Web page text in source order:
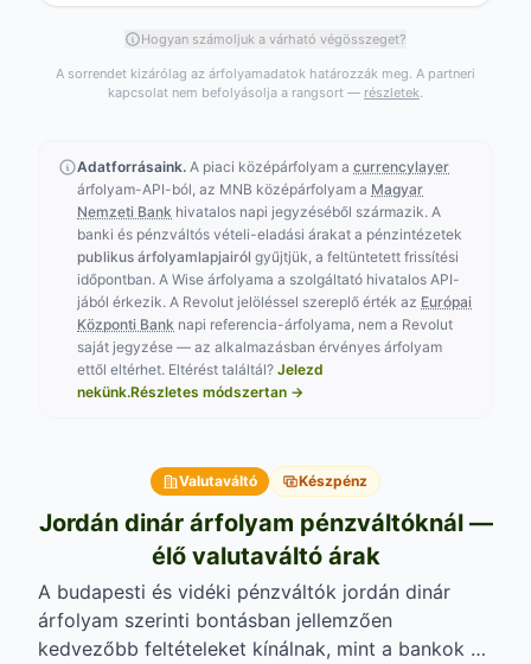
Hogyan számoljuk a várható végösszeget?
A sorrendet kizárólag az árfolyamadatok határozzák meg. A partneri
kapcsolat nem befolyásolja a rangsort — részletek.
Adatforrásaink. A piaci középárfolyam a currencylayer
árfolyam-API-ból, az MNB középárfolyam a Magyar
Nemzeti Bank hivatalos napi jegyzéséből származik. A
banki és pénzváltós vételi-eladási árakat a pénzintézetek
publikus árfolyamlapjairól gyűjtjük, a feltüntetett frissítési
időpontban. A Wise árfolyama a szolgáltató hivatalos API-
jából érkezik. A Revolut jelöléssel szereplő érték az Európai
Központi Bank napi referencia-árfolyama, nem a Revolut
saját jegyzése — az alkalmazásban érvényes árfolyam
ettől eltérhet. Eltérést találtál? Jelezd
nekünk.Részletes módszertan →
Valutaváltó Készpénz
Jordán dinár árfolyam pénzváltóknál —
élő valutaváltó árak
A budapesti és vidéki pénzváltók jordán dinár
árfolyam szerinti bontásban jellemzően
kedvezőbb feltételeket kínálnak, mint a bankok —